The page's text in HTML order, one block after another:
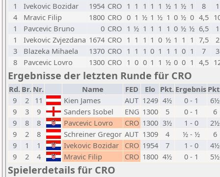
1
Ivekovic Bozidar 1954 CRO 1 1 1 1 1 ½ 1 ½ 1 8
1
4
Mravic Filip 1800 CRO 0 1 ½ 1 ½ 1 0 ½ 0 4,5
1
Pavcevic Bruno 0 CRO 1 ½ 1 1 1 1 0 ½ ½ 6,5
1
1
Ivekovic Zvjezdana 1674 CRO 1 1 1 1 0 ½ 1 1 1 7,5
2
3
Blazeka Mihaela 1370 CRO 1 1 1 0 1 1 1 0 1 7
3
8
Pavcevic Lovro 1300 CRO 1 0 0 1 1 ½ 0 0 1 4,5
Ergebnisse der letzten Runde für CRO
Rd. Br. Nr. Name FED Elo Pkt. Ergebnis
9
2 11 Kien James AUT 1249 4½ 0 - 1
6½
9
3 9 Sanders Isobel ENG 1300 5 0 - 1
6
9
8 8 Pavcevic Lovro CRO 1300 3½ 1 - 0
2½
9
2 8 Schreiner Gregor AUT 1309 4 ½ - ½
6
9
1 1 Ivekovic Bozidar CRO 1954 7 1 - 0
4½
9
2 4 Mravic Filip CRO 1800 4½ 0 - 1 5½
Spielerdetails für CRO